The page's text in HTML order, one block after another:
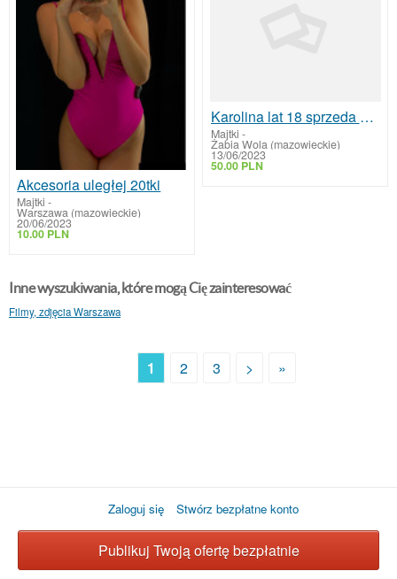
Akcesoria uległej 20tki
Majtki -
Warszawa (mazowieckie)
20/06/2023
10.00 PLN
Karolina lat 18 sprzeda zdiecia oraz bieliznę
Majtki -
Żabia Wola (mazowieckie)
13/06/2023
50.00 PLN
Inne wyszukiwania, które mogą Cię zainteresować
Filmy, zdjęcia Warszawa
1 2 3 > »
Zaloguj się Stwórz bezpłatne konto
Publikuj Twoją ofertę bezpłatnie